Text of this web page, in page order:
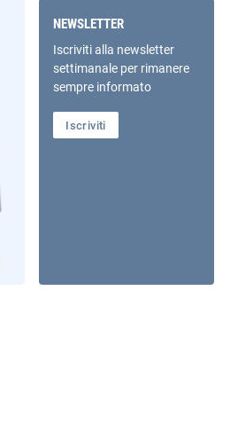
NEWSLETTER
Iscriviti alla newsletter
settimanale per rimanere
sempre informato
Iscriviti